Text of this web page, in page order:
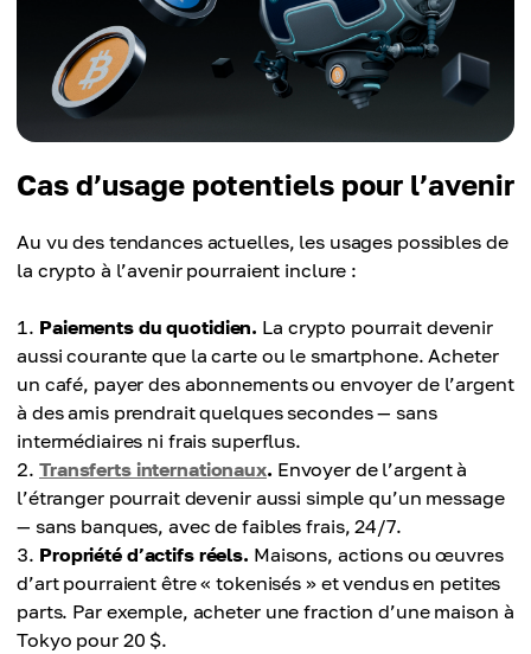
Cas d’usage potentiels pour l’avenir
Au vu des tendances actuelles, les usages possibles de
la crypto à l’avenir pourraient inclure :
Paiements du quotidien. La crypto pourrait devenir
aussi courante que la carte ou le smartphone. Acheter
un café, payer des abonnements ou envoyer de l’argent
à des amis prendrait quelques secondes — sans
intermédiaires ni frais superflus.
Transferts internationaux. Envoyer de l’argent à
l’étranger pourrait devenir aussi simple qu’un message
— sans banques, avec de faibles frais, 24/7.
Propriété d’actifs réels. Maisons, actions ou œuvres
d’art pourraient être « tokenisés » et vendus en petites
parts. Par exemple, acheter une fraction d’une maison à
Tokyo pour 20 $.